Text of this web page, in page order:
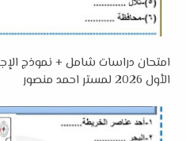
امتحان دراسات شامل + نموذج
الأول 2026 لمستر احمد منصور